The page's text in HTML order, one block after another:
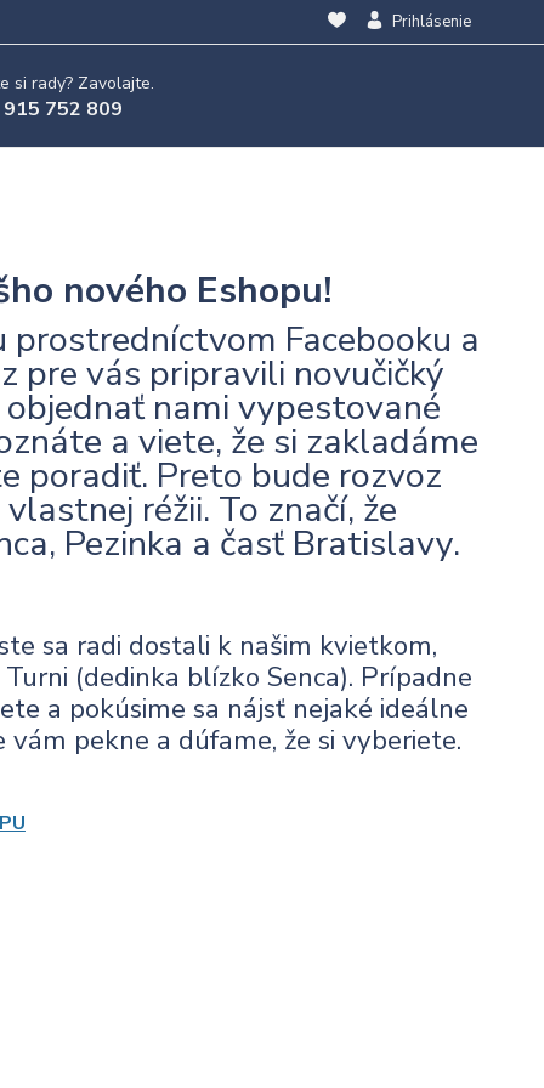
Prihlásenie
si rady? Zavolajte.
752 809
nového Eshopu!
prostredníctvom Facebooku a
pre vás pripravili novučičký
nami vypestované
a viete, že si zakladáme
poradiť. Preto bude rozvoz
réžii. To značí, že
Pezinka a časť Bratislavy.
sa radi dostali k našim kvietkom,
(dedinka blízko Senca). Prípadne
a pokúsime sa nájsť nejaké ideálne
pekne a dúfame, že si vyberiete.